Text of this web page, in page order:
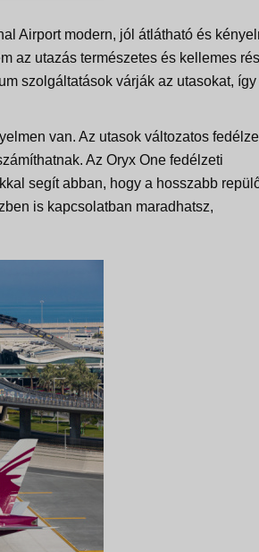
Airport modern, jól átlátható és
az utazás természetes és kellemes
szolgáltatások várják az utasokat,
van. Az utasok változatos
Az Oryx One fedélzeti
segít abban, hogy a hosszabb
is kapcsolatban maradhatsz,